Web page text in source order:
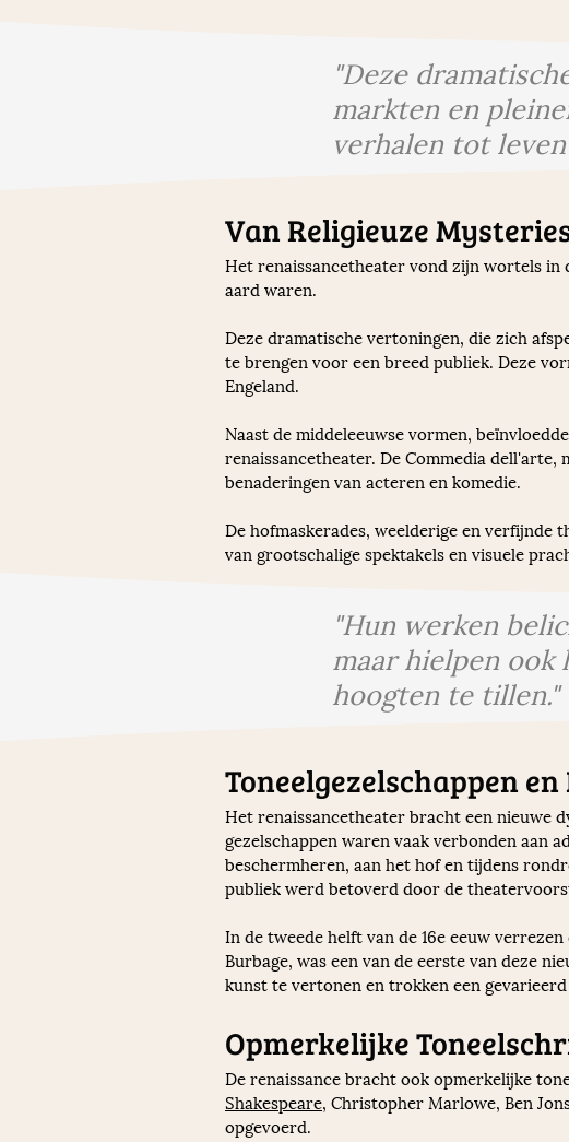
"Deze
markten en
verhalen tot
Van Religieuze
Het renaissancetheater vond zijn wortels in
aard waren.
Deze dramatische vertoningen, die zich
te brengen voor een breed publiek. Deze
Engeland.
Naast de middeleeuwse vormen,
renaissancetheater. De Commedia
benaderingen van acteren en komedie.
De hofmaskerades, weelderige en verfijnde
van grootschalige spektakels en visuele
"Hun werken
maar hielpen ook
hoogten te tillen."
Toneelgezelschappen
Het renaissancetheater bracht een nieuwe
gezelschappen waren vaak verbonden aan
beschermheren, aan het hof en tijdens
publiek werd betoverd door de
In de tweede helft van de 16e eeuw
Burbage, was een van de eerste van deze
kunst te vertonen en trokken een
Opmerkelijke
De renaissance bracht ook opmerkelijke
Shakespeare, Christopher Marlowe, Ben
opgevoerd.